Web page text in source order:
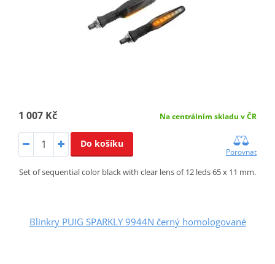
1 007 Kč Na centrálním skladu v ČR
Do košíku
Porovnat
Set of sequential color black with clear lens of 12 leds 65 x 11 mm.
Blinkry PUIG SPARKLY 9944N černý homologované